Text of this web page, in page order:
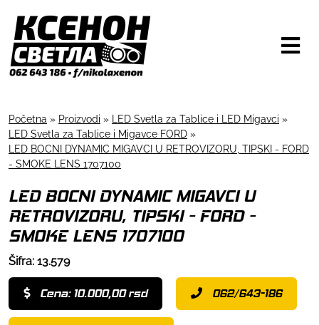
Početna » Proizvodi » LED Svetla za Tablice i LED Migavci »
LED Svetla za Tablice i Migavce FORD »
LED BOCNI DYNAMIC MIGAVCI U RETROVIZORU, TIPSKI - FORD
- SMOKE LENS 1707100
LED BOCNI DYNAMIC MIGAVCI U
RETROVIZORU, TIPSKI - FORD -
SMOKE LENS 1707100
Šifra: 13.579
Cena: 10.000,00 rsd 062/643-186